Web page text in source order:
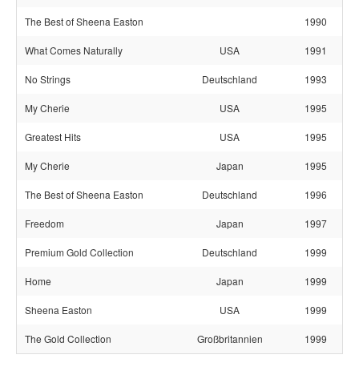
The Best of Sheena Easton 1990
What Comes Naturally USA 1991
No Strings Deutschland 1993
My Cherie USA 1995
Greatest Hits USA 1995
My Cherie Japan 1995
The Best of Sheena Easton Deutschland 1996
Freedom Japan 1997
Premium Gold Collection Deutschland 1999
Home Japan 1999
Sheena Easton USA 1999
The Gold Collection Großbritannien 1999